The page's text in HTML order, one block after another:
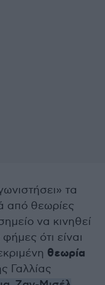
τα
από θεωρίες
να κινηθεί
ότι είναι
θεωρία
Γαλλίας